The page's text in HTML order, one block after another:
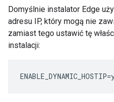
Domyślnie instalator Edge
adresu IP, który mogą nie
zamiast tego ustawić tę
instalacji: